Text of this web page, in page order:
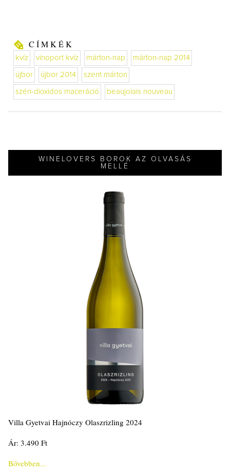
CÍMKÉK
kvíz vinoport kvíz márton-nap márton-nap 2014
újbor újbor 2014 szent márton
szén-dioxidos maceráció beaujolais nouveau
WINELOVERS BOROK AZ OLVASÁS
MELLÉ
Villa Gyetvai Hajnóczy Olaszrizling 2024
Ár: 3.490 Ft
Bővebben...